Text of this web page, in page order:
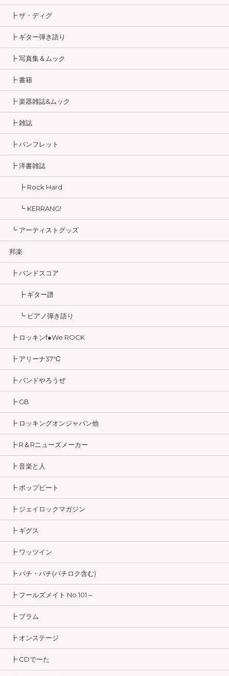
┣ ザ・ディグ
┣ ギター弾き語り
┣ 写真集＆ムック
┣ 書籍
┣ 楽器雑誌&ムック
┣ 雑誌
┣ パンフレット
┣ 洋書雑誌
┣ Rock Hard
┗ KERRANG!
┗ アーティストグッズ
邦楽
┣ バンドスコア
┣ ギター譜
┗ ピアノ弾き語り
┣ ロッキンf●We ROCK
┣ アリーナ37℃
┣ バンドやろうぜ
┣ GB
┣ ロッキングオンジャパン他
┣ R＆Rニューズメーカー
┣ 音楽と人
┣ ポップビート
┣ ジェイロックマガジン
┣ ギグス
┣ ワッツイン
┣ パチ・パチ(パチロク含む)
┣ フールズメイト No.101～
┣ プラム
┣ オンステージ
┣ CDでーた